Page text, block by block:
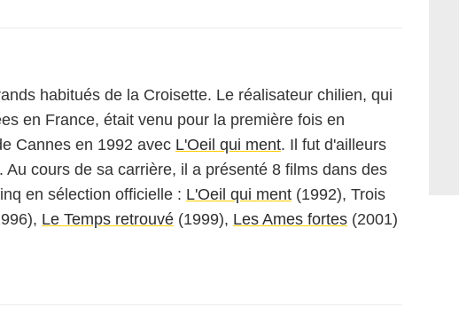
habitués de la Croisette. Le réalisateur chilien, qui
en France, était venu pour la première fois en
Cannes en 1992 avec L'Oeil qui ment. Il fut d'ailleurs
Au cours de sa carrière, il a présenté 8 films dans des
en sélection officielle : L'Oeil qui ment (1992), Trois
Le Temps retrouvé (1999), Les Ames fortes (2001)